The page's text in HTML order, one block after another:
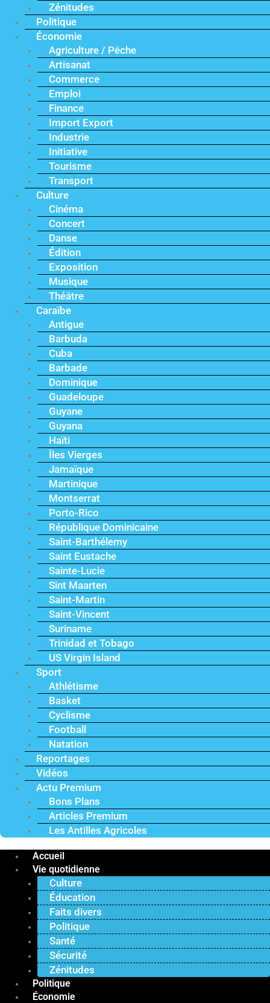
Zénitudes
Politique
Économie
Agriculture / Pêche
Artisanat
Commerce
Emploi
Finance
Import Export
Industrie
Initiative
Tourisme
Transport
Culture
Cinéma
Concert
Danse
Édition
Exposition
Musique
Théâtre
Caraïbe
Antigue
Barbuda
Cuba
Barbade
Dominique
Guadeloupe
Guyane
Guyana
Haïti
Îles Vierges
Jamaïque
Martinique
Montserrat
Porto-Rico
République Dominicaine
Saint-Barthélemy
Saint Eustache
Sainte-Lucie
Sint Maarten
Saint-Martin
Saint-Vincent
Suriname
Trinidad et Tobago
US Virgin Island
Sport
Athlétisme
Basket
Cyclisme
Football
Natation
Reportages
Vidéos
Actu Premium
Bons Plans
Articles Premium
Les Antilles Agricoles
Accueil
Vie quotidienne
Culture
Éducation
Faits divers
Politique
Santé
Sécurité
Zénitudes
Politique
Économie